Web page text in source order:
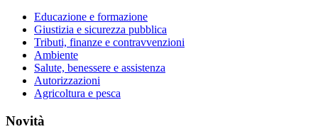
Educazione e formazione
Giustizia e sicurezza pubblica
Tributi, finanze e contravvenzioni
Ambiente
Salute, benessere e assistenza
Autorizzazioni
Agricoltura e pesca
Novità